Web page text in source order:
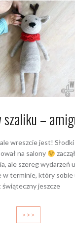
szaliku –
wreszcie jest!
na salony
ale szereg wydarzeń
w terminie, który sobie
świąteczny jeszcze
>>>